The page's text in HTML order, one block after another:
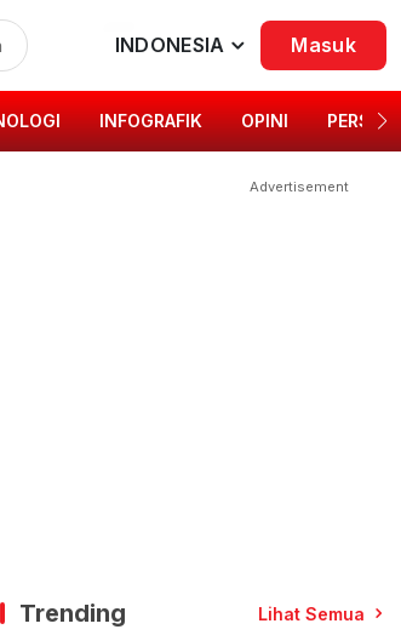
INDONESIA Masuk
INFOGRAFIK OPINI PERSONA
Advertisement
Trending Lihat Semua